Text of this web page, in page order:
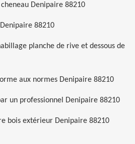
Denipaire 88210
88210
planche de rive et dessous de
aux normes Denipaire 88210
un professionnel Denipaire 88210
bois extérieur Denipaire 88210